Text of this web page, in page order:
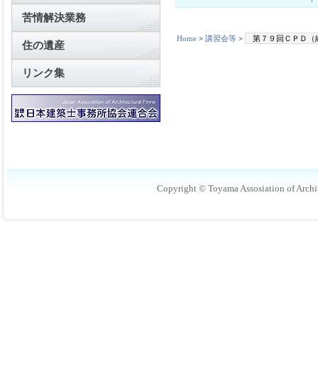
Home > 講習会等 > 第７９回ＣＰＤ（
苦情解決業務
住の遺産
リンク集
Copyright © Toyama Assosiation of